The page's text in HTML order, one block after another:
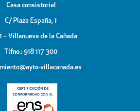
Casa consistorial
C/ Plaza España, 1
– Villanueva de la Cañada
Tlfno.: 918 117 300
villacanada.es